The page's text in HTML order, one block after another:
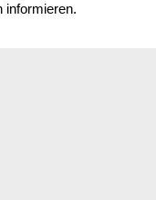
informieren.